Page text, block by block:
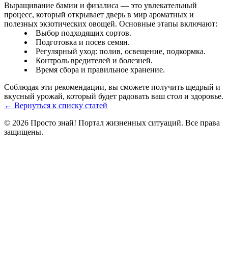
Выращивание бамии и физалиса — это увлекательный
процесс, который открывает дверь в мир ароматных и
полезных экзотических овощей. Основные этапы включают:
Выбор подходящих сортов.
Подготовка и посев семян.
Регулярный уход: полив, освещение, подкормка.
Контроль вредителей и болезней.
Время сбора и правильное хранение.
Соблюдая эти рекомендации, вы сможете получить щедрый и
вкусный урожай, который будет радовать ваш стол и здоровье.
← Вернуться к списку статей
© 2026 Просто знай! Портал жизненных ситуаций. Все права
защищены.